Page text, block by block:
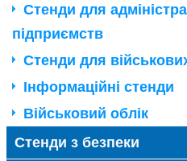
Стенди для
підприємств
Стенди для
Інформаційні стенди
Військовий облік
Стенди з безпеки